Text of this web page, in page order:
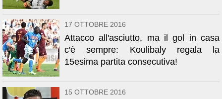
17 OTTOBRE 2016
Attacco all'asciutto, ma il gol in casa
c'è sempre: Koulibaly regala la
15esima partita consecutiva!
15 OTTOBRE 2016